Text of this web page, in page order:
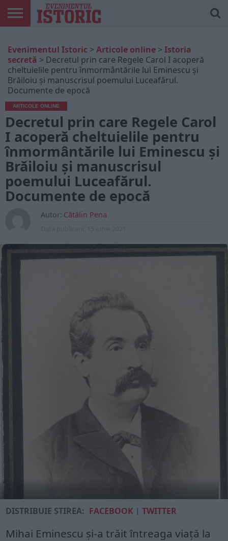
ONLINE
EDIȚII
TIPĂRITE
ISTORIC
PLAY
CONTUL
MEU
Evenimentul Istoric > Articole online > Istoria
secretă > Decretul prin care Regele Carol I acoperă
cheltuielile pentru înmormântările lui Eminescu și
Brăiloiu și manuscrisul poemului Luceafărul.
Documente de epocă
ARTICOLE ONLINE
Decretul prin care Regele Carol
I acoperă cheltuielile pentru
înmormântările lui Eminescu și
Brăiloiu și manuscrisul
poemului Luceafărul.
Documente de epocă
Autor: Cătălin Pena
DISTRIBUIE ȘTIREA: FACEBOOK |TWITTER
Mihai Eminescu și-a trăit întreaga viață la